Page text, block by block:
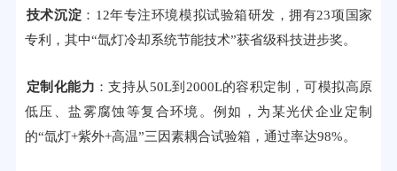
技术沉淀 ：12年专注环境模拟试验箱研发，拥有23项国家
专利，其中“氙灯冷却系统节能技术”获省级科技进步奖。
定制化能力 ：支持从50L到2000L的容积定制，可模拟高原
低压、盐雾腐蚀等复合环境。例如，为某光伏企业定制
的“氙灯+紫外+高温”三因素耦合试验箱，通过率达98%。